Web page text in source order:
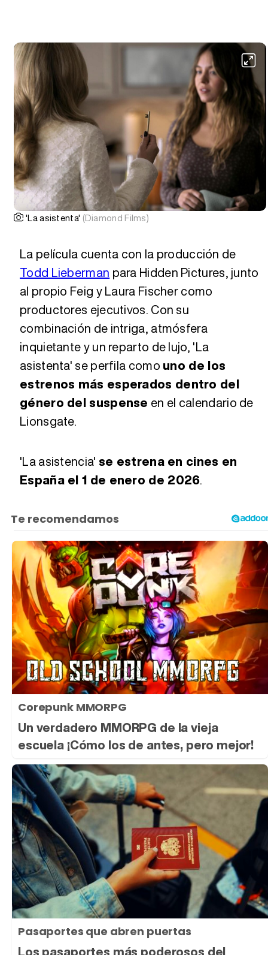
'La asistenta' (Diamond Films)
La película cuenta con la producción de
Todd Lieberman para Hidden Pictures, junto
al propio Feig y Laura Fischer como
productores ejecutivos. Con su
combinación de intriga, atmósfera
inquietante y un reparto de lujo, 'La
asistenta' se perfila como uno de los
estrenos más esperados dentro del
género del suspense en el calendario de
Lionsgate.
'La asistencia' se estrena en cines en
España el 1 de enero de 2026.
Corepunk MMORPG
Un verdadero MMORPG de la vieja
escuela ¡Cómo los de antes, pero mejor!
Pasaportes que abren puertas